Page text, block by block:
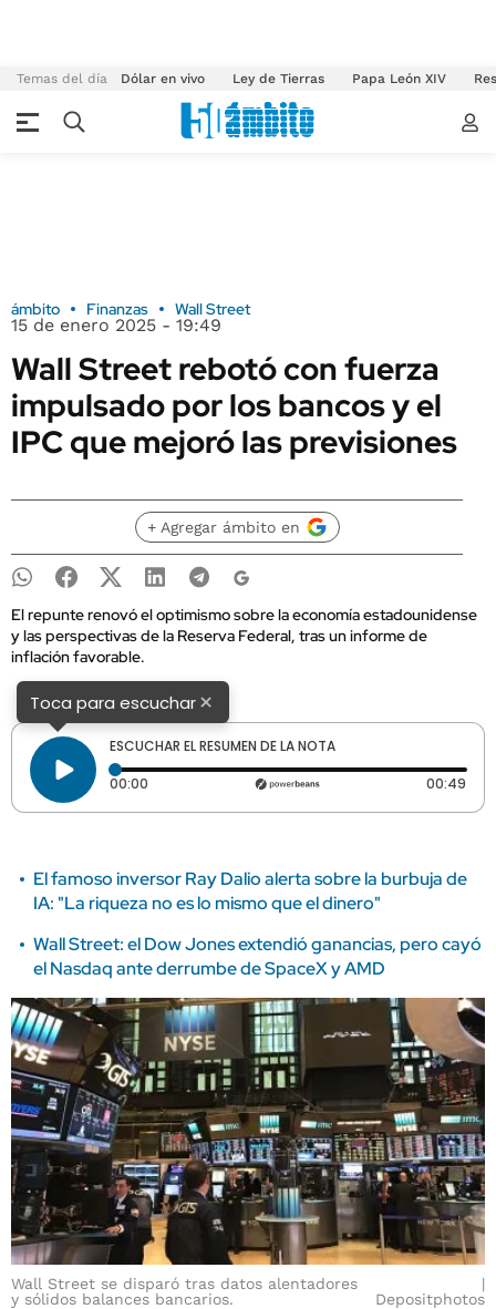
Temas del día Dólar en vivo Ley de Tierras Papa León XIV
ámbito Finanzas Wall Street
15 de enero 2025 - 19:49
Wall Street rebotó con fuerza
impulsado por los bancos y el
IPC que mejoró las previsiones
+ Agregar ámbito en
El repunte renovó el optimismo sobre la economía estadounidense
y las perspectivas de la Reserva Federal, tras un informe de
inflación favorable.
Toca para escuchar×
ESCUCHAR EL RESUMEN DE LA NOTA
00:00 Tiempo transcurrido: 0 segundos 00:49
El famoso inversor Ray Dalio alerta sobre la burbuja de
IA: "La riqueza no es lo mismo que el dinero"
Wall Street: el Dow Jones extendió ganancias, pero cayó
el Nasdaq ante derrumbe de SpaceX y AMD
Wall Street se disparó tras datos alentadores
y sólidos balances bancarios.
Depositphotos